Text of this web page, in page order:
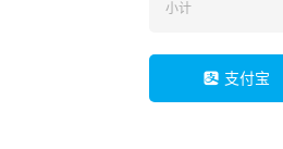
小计
支付宝